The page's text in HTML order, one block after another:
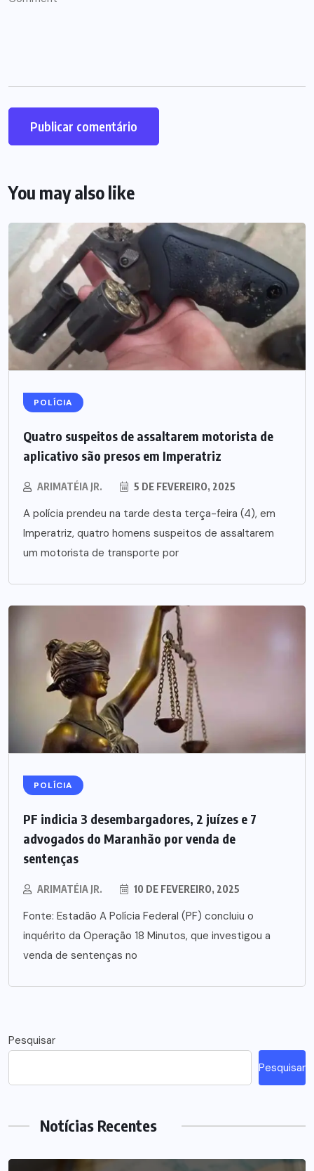
You may also like
POLÍCIA
Quatro suspeitos de assaltarem motorista de
aplicativo são presos em Imperatriz
ARIMATÉIA JR. 5 DE FEVEREIRO, 2025
A polícia prendeu na tarde desta terça-feira (4), em
Imperatriz, quatro homens suspeitos de assaltarem
um motorista de transporte por
POLÍCIA
PF indicia 3 desembargadores, 2 juízes e 7
advogados do Maranhão por venda de
sentenças
ARIMATÉIA JR. 10 DE FEVEREIRO, 2025
Fonte: Estadão A Polícia Federal (PF) concluiu o
inquérito da Operação 18 Minutos, que investigou a
venda de sentenças no
Pesquisar
Pesquisar
Notícias Recentes